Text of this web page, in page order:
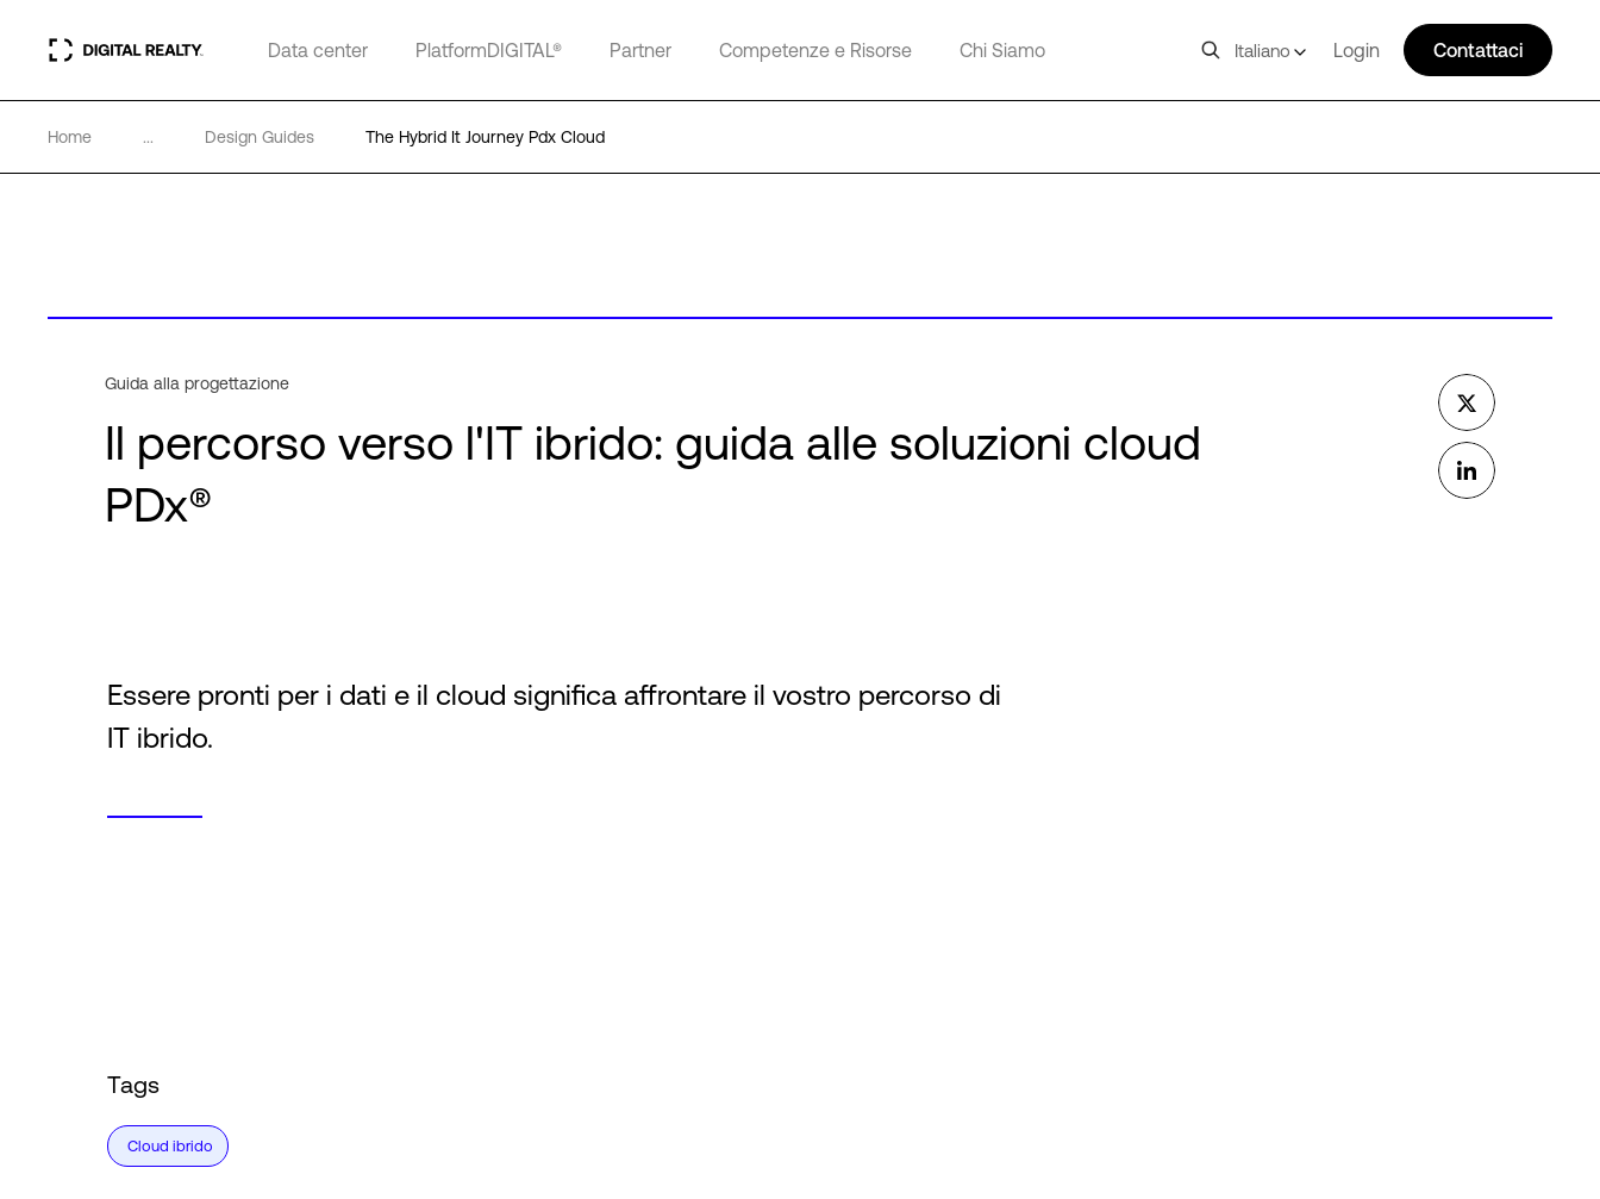
Data center PlatformDIGITAL® Partner Competenze e Risorse Chi Siamo Italiano Login Contattaci
Home ... Design Guides The Hybrid It Journey Pdx Cloud
Guida alla progettazione
Il percorso verso l'IT ibrido: guida alle soluzioni cloud
PDx®
Essere pronti per i dati e il cloud significa affrontare il vostro percorso di
IT ibrido.
Tags
Cloud ibrido